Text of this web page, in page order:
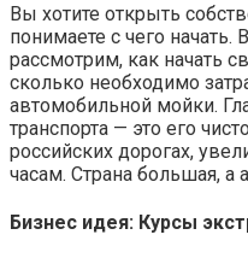
Вы хотите открыть
понимаете с чего начать.
рассмотрим, как начать
сколько необходимо
автомобильной мойки.
транспорта — это его
российских дорогах,
часам. Страна большая, а
Бизнес идея: Курсы